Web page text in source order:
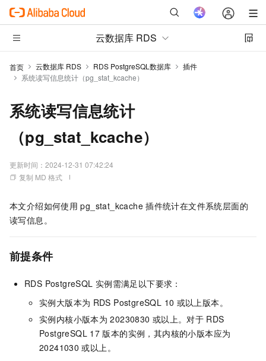
云数据库 RDS
首页 云数据库 RDS RDS PostgreSQL数据库
插件
系统读写信息统计（pg_stat_kcache）
系统读写信息统计
（pg_stat_kcache）
更新时间： 2024-12-31 07:42:24
复制 MD 格式
本文介绍如何使用 pg_stat_kcache 插件统计在文件系统层面的
读写信息。
前提条件
RDS PostgreSQL 实例需满足以下要求：
实例大版本为 RDS PostgreSQL 10 或以上版本。
实例内核小版本为 20230830 或以上。对于 RDS
PostgreSQL 17 版本的实例，其内核的小版本应为
20241030 或以上。